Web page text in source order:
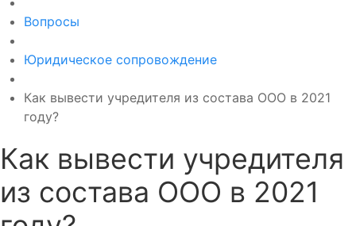
Вопросы
Юридическое сопровождение
Как вывести учредителя из состава ООО в 2021
году?
Как вывести учредителя
из состава ООО в 2021